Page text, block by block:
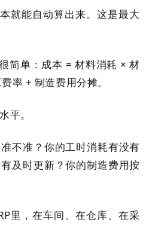
就能自动算出来。这是最大
简单：成本 = 材料消耗 × 材
率 + 制造费用分摊。
平。
不准？你的工时消耗有没有
及时更新？你的制造费用按
里，在车间、在仓库、在采